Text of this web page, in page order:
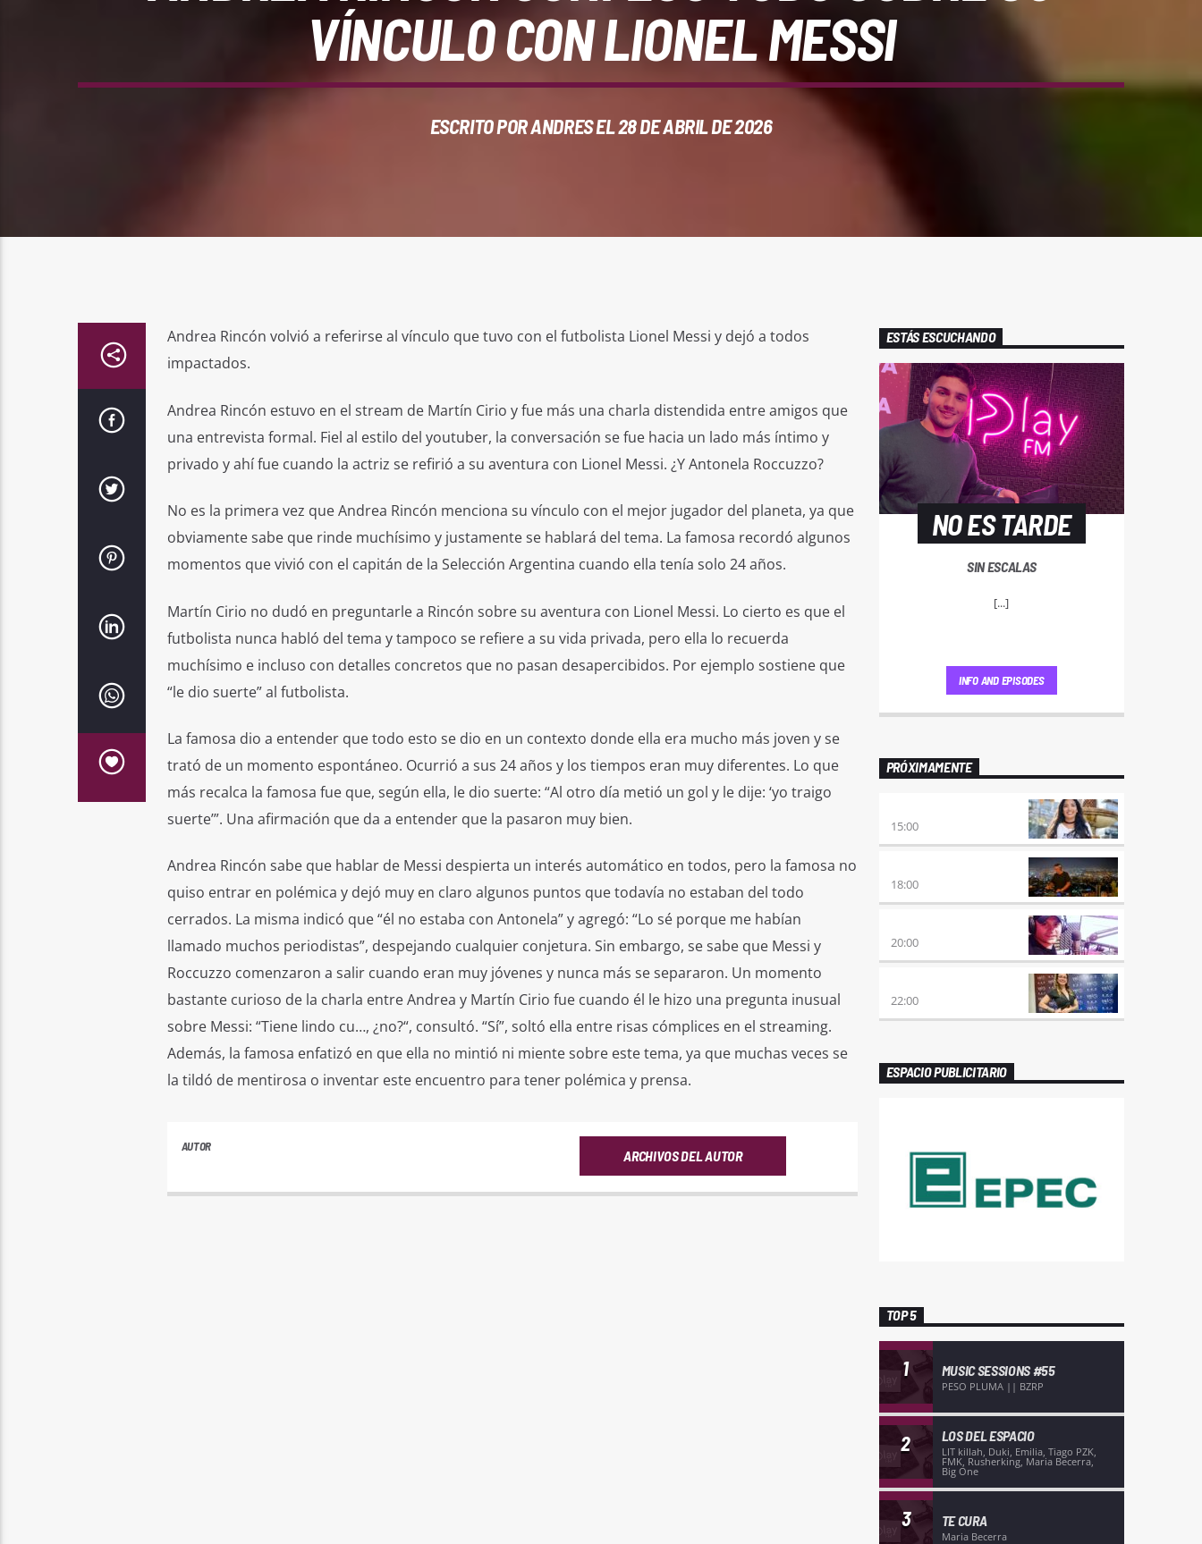
VÍNCULO CON LIONEL MESSI
ESCRITO PORANDRESEL 28 DE ABRIL DE 2026
Andrea Rincón volvió a referirse al vínculo que tuvo con el futbolista Lionel Messi y dejó a todos
impactados.
Andrea Rincón estuvo en el stream de Martín Cirio y fue más una charla distendida entre amigos que
una entrevista formal. Fiel al estilo del youtuber, la conversación se fue hacia un lado más íntimo y
privado y ahí fue cuando la actriz se refirió a su aventura con Lionel Messi. ¿Y Antonela Roccuzzo?
No es la primera vez que Andrea Rincón menciona su vínculo con el mejor jugador del planeta, ya que
obviamente sabe que rinde muchísimo y justamente se hablará del tema. La famosa recordó algunos
momentos que vivió con el capitán de la Selección Argentina cuando ella tenía solo 24 años.
Martín Cirio no dudó en preguntarle a Rincón sobre su aventura con Lionel Messi. Lo cierto es que el
futbolista nunca habló del tema y tampoco se refiere a su vida privada, pero ella lo recuerda
muchísimo e incluso con detalles concretos que no pasan desapercibidos. Por ejemplo sostiene que
“le dio suerte” al futbolista.
La famosa dio a entender que todo esto se dio en un contexto donde ella era mucho más joven y se
trató de un momento espontáneo. Ocurrió a sus 24 años y los tiempos eran muy diferentes. Lo que
más recalca la famosa fue que, según ella, le dio suerte: “Al otro día metió un gol y le dije: ‘yo traigo
suerte’”. Una afirmación que da a entender que la pasaron muy bien.
Andrea Rincón sabe que hablar de Messi despierta un interés automático en todos, pero la famosa no
quiso entrar en polémica y dejó muy en claro algunos puntos que todavía no estaban del todo
cerrados. La misma indicó que “él no estaba con Antonela” y agregó: “Lo sé porque me habían
llamado muchos periodistas”, despejando cualquier conjetura. Sin embargo, se sabe que Messi y
Roccuzzo comenzaron a salir cuando eran muy jóvenes y nunca más se separaron. Un momento
bastante curioso de la charla entre Andrea y Martín Cirio fue cuando él le hizo una pregunta inusual
sobre Messi: “Tiene lindo cu…, ¿no?“, consultó. “Sí”, soltó ella entre risas cómplices en el streaming.
Además, la famosa enfatizó en que ella no mintió ni miente sobre este tema, ya que muchas veces se
la tildó de mentirosa o inventar este encuentro para tener polémica y prensa.
AUTOR
ARCHIVOS DEL AUTOR
ESTÁS ESCUCHANDO
NO ES TARDE
SIN ESCALAS
[...]
INFO AND EPISODES
PRÓXIMAMENTE
15:00
18:00
20:00
22:00
ESPACIO PUBLICITARIO
TOP 5
1 MUSIC SESSIONS #55
PESO PLUMA || BZRP
2 LOS DEL ESPACIO
LIT killah, Duki, Emilia, Tiago PZK,
FMK, Rusherking, Maria Becerra,
Big One
3 TE CURA
Maria Becerra